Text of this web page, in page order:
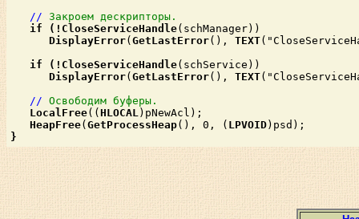
// Закроем дескрипторы.
if
(! CloseServiceHandle(schManager))
DisplayError( GetLastError(), TEXT
if
(! CloseServiceHandle(schService))
DisplayError( GetLastError(), TEXT
// Освободим буферы.
LocalFree(( HLOCAL)pNewAcl);
HeapFree( GetProcessHeap(), 0, ( LPVOID)psd);
}